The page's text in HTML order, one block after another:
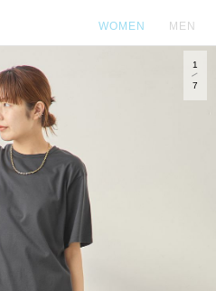
WOMEN MEN
1
7